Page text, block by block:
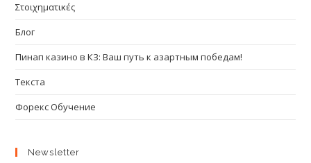
Στοιχηματικές
Блог
Пинап казино в КЗ: Ваш путь к азартным победам!
Текста
Форекс Обучение
Newsletter